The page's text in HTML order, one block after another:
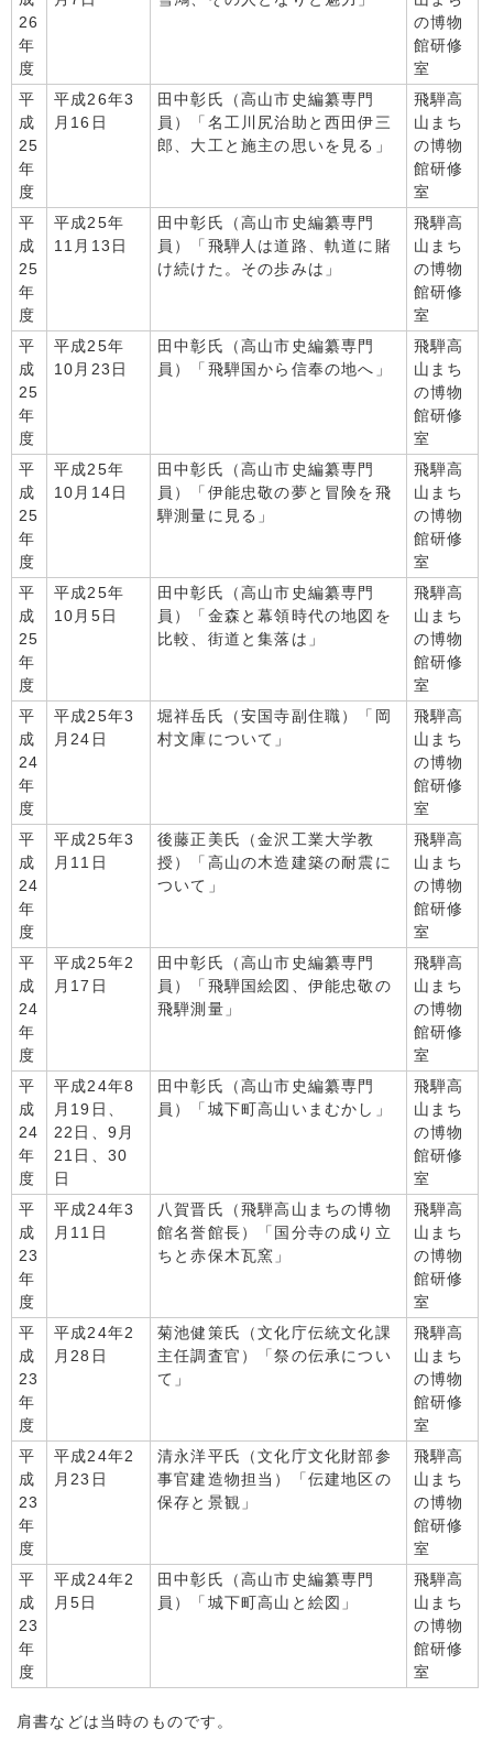
26
年
度
の博物
館研修
室
平
成
25
年
度
平成26年3
月16日
田中彰氏（高山市史編纂専門
員）「名工川尻治助と西田伊三
郎、大工と施主の思いを見る」
飛騨高
山まち
の博物
館研修
室
平
成
25
年
度
平成25年
11月13日
田中彰氏（高山市史編纂専門
員）「飛騨人は道路、軌道に賭
け続けた。その歩みは」
飛騨高
山まち
の博物
館研修
室
平
成
25
年
度
平成25年
10月23日
田中彰氏（高山市史編纂専門
員）「飛騨国から信奉の地へ」
飛騨高
山まち
の博物
館研修
室
平
成
25
年
度
平成25年
10月14日
田中彰氏（高山市史編纂専門
員）「伊能忠敬の夢と冒険を飛
騨測量に見る」
飛騨高
山まち
の博物
館研修
室
平
成
25
年
度
平成25年
10月5日
田中彰氏（高山市史編纂専門
員）「金森と幕領時代の地図を
比較、街道と集落は」
飛騨高
山まち
の博物
館研修
室
平
成
24
年
度
平成25年3
月24日
堀祥岳氏（安国寺副住職）「岡
村文庫について」
飛騨高
山まち
の博物
館研修
室
平
成
24
年
度
平成25年3
月11日
後藤正美氏（金沢工業大学教
授）「高山の木造建築の耐震に
ついて」
飛騨高
山まち
の博物
館研修
室
平
成
24
年
度
平成25年2
月17日
田中彰氏（高山市史編纂専門
員）「飛騨国絵図、伊能忠敬の
飛騨測量」
飛騨高
山まち
の博物
館研修
室
平
成
24
年
度
平成24年8
月19日、
22日、9月
21日、30
日
田中彰氏（高山市史編纂専門
員）「城下町高山いまむかし」
飛騨高
山まち
の博物
館研修
室
平
成
23
年
度
平成24年3
月11日
八賀晋氏（飛騨高山まちの博物
館名誉館長）「国分寺の成り立
ちと赤保木瓦窯」
飛騨高
山まち
の博物
館研修
室
平
成
23
年
度
平成24年2
月28日
菊池健策氏（文化庁伝統文化課
主任調査官）「祭の伝承につい
て」
飛騨高
山まち
の博物
館研修
室
平
成
23
年
度
平成24年2
月23日
清永洋平氏（文化庁文化財部参
事官建造物担当）「伝建地区の
保存と景観」
飛騨高
山まち
の博物
館研修
室
平
成
23
年
度
平成24年2
月5日
田中彰氏（高山市史編纂専門
員）「城下町高山と絵図」
飛騨高
山まち
の博物
館研修
室
肩書などは当時のものです。